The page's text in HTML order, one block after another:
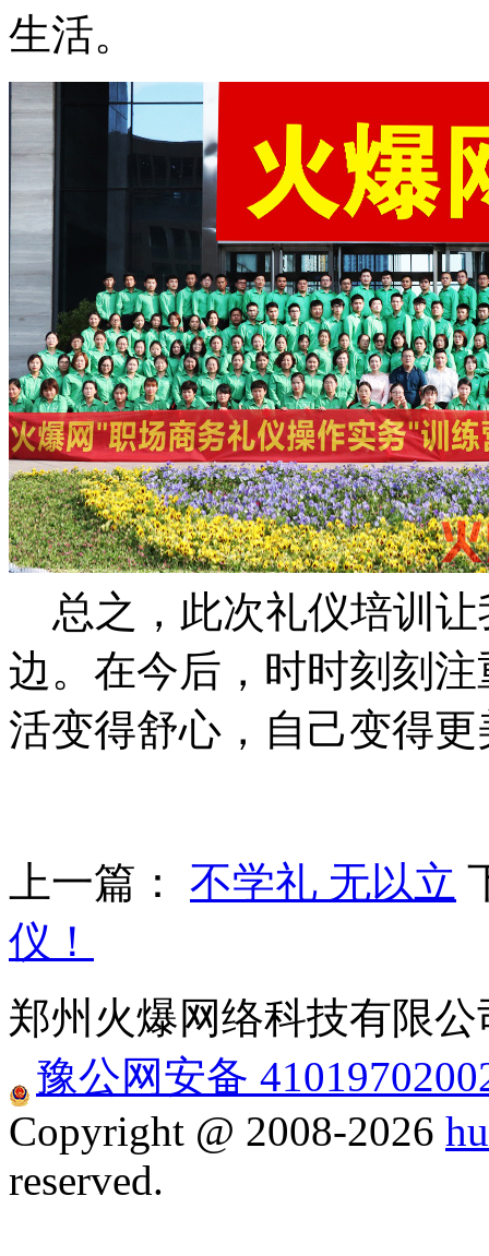
生活。
总之，此次礼仪培训让
边。在今后，时时刻刻
活变得舒心，自己变得更
上一篇： 不学礼 无以立
仪！
郑州火爆网络科技有限
豫公网安备
Copyright @ 2008-2026
reserved.